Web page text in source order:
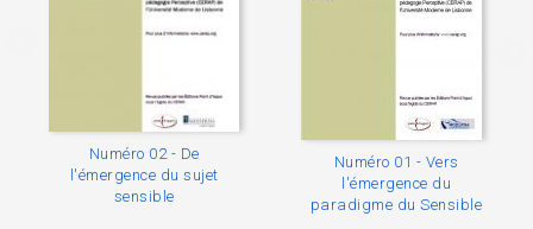
Numéro 02 - De
l'émergence du sujet
sensible
Numéro 01 - Vers
l'émergence du
paradigme du Sensible